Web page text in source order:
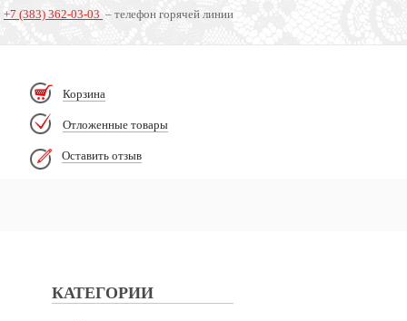
+7 (383) 362-03-03 – телефон горячей линии
Корзина
Отложенные товары
Оставить отзыв
КАТЕГОРИИ